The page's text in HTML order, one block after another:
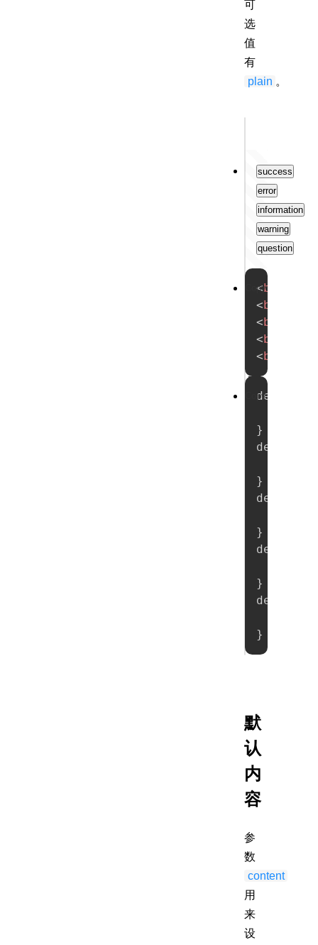
可
选
值
有
plain 。
success
error
information
warning
question
<button
<button
<button
<button
<button
Copy
}
}
}
}
}
Copy
默
认
内
容
参
数
content
用
来
设